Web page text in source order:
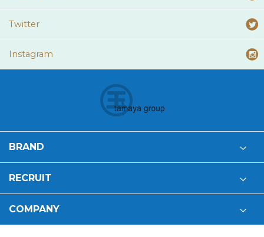
Twitter
Instagram
BRAND
RECRUIT
COMPANY